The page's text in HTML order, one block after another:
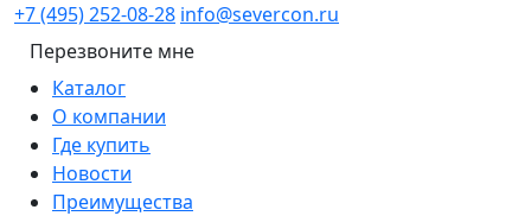
+7 (495) 252-08-28 info@severcon.ru
Перезвоните мне
Каталог
О компании
Где купить
Новости
Преимущества